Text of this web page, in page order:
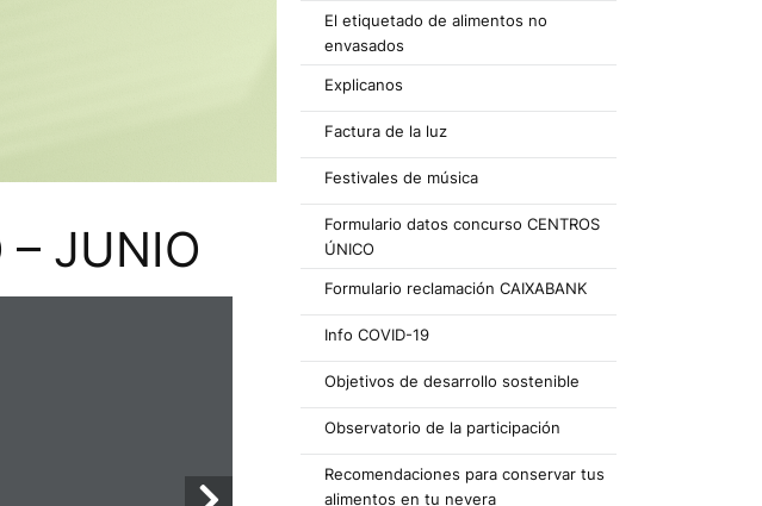
JUNIO
El etiquetado de alimentos no
envasados
Explicanos
Factura de la luz
Festivales de música
Formulario datos concurso CENTROS
ÚNICO
Formulario reclamación CAIXABANK
Info COVID-19
Objetivos de desarrollo sostenible
Observatorio de la participación
Recomendaciones para conservar tus
alimentos en tu nevera